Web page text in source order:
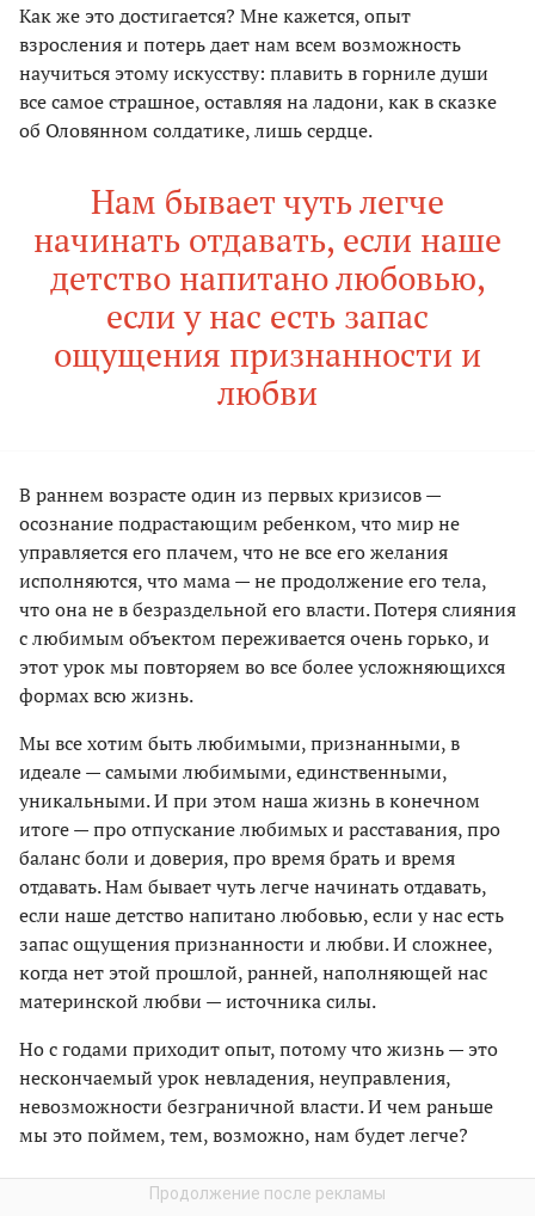
Как же это достигается? Мне кажется, опыт
взросления и потерь дает нам всем возможность
научиться этому искусству: плавить в горниле души
все самое страшное, оставляя на ладони, как в сказке
об Оловянном солдатике, лишь сердце.
Нам бывает чуть легче
начинать отдавать, если наше
детство напитано любовью,
если у нас есть запас
ощущения признанности и
любви
В раннем возрасте один из первых кризисов —
осознание подрастающим ребенком, что мир не
управляется его плачем, что не все его желания
исполняются, что мама — не продолжение его тела,
что она не в безраздельной его власти. Потеря слияния
с любимым объектом переживается очень горько, и
этот урок мы повторяем во все более усложняющихся
формах всю жизнь.
Мы все хотим быть любимыми, признанными, в
идеале — самыми любимыми, единственными,
уникальными. И при этом наша жизнь в конечном
итоге — про отпускание любимых и расставания, про
баланс боли и доверия, про время брать и время
отдавать. Нам бывает чуть легче начинать отдавать,
если наше детство напитано любовью, если у нас есть
запас ощущения признанности и любви. И сложнее,
когда нет этой прошлой, ранней, наполняющей нас
материнской любви — источника силы.
Но с годами приходит опыт, потому что жизнь — это
нескончаемый урок невладения, неуправления,
невозможности безграничной власти. И чем раньше
мы это поймем, тем, возможно, нам будет легче?